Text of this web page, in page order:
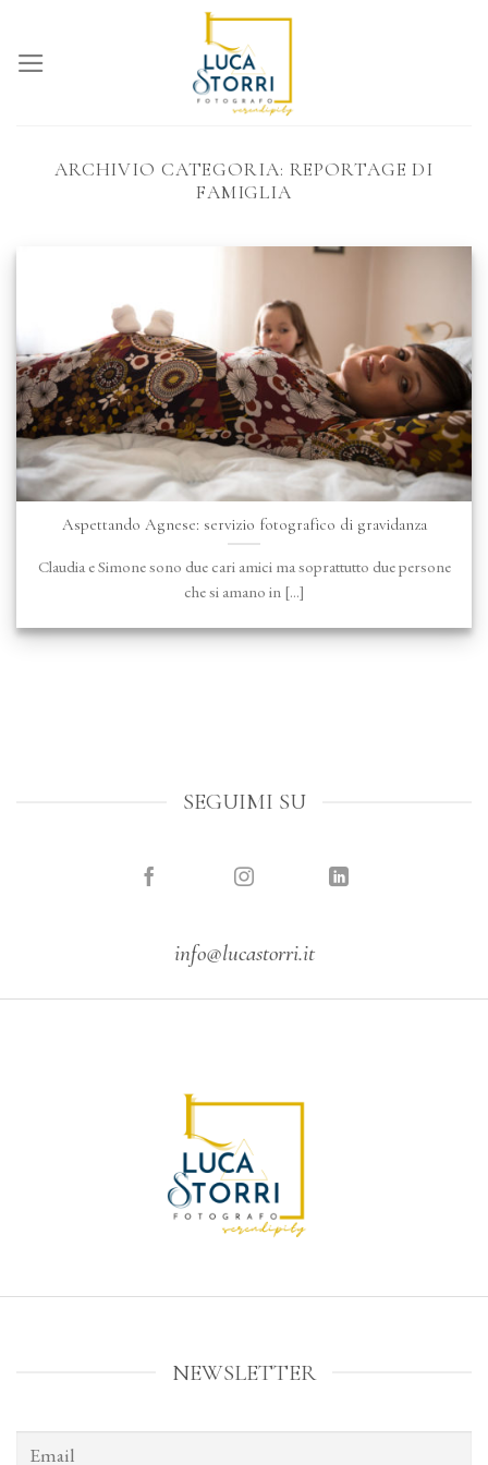
content
ARCHIVIO CATEGORIA: REPORTAGE DI
FAMIGLIA
Aspettando Agnese: servizio fotografico di gravidanza
Claudia e Simone sono due cari amici ma soprattutto due persone
che si amano in [...]
SEGUIMI SU
info@lucastorri.it
NEWSLETTER